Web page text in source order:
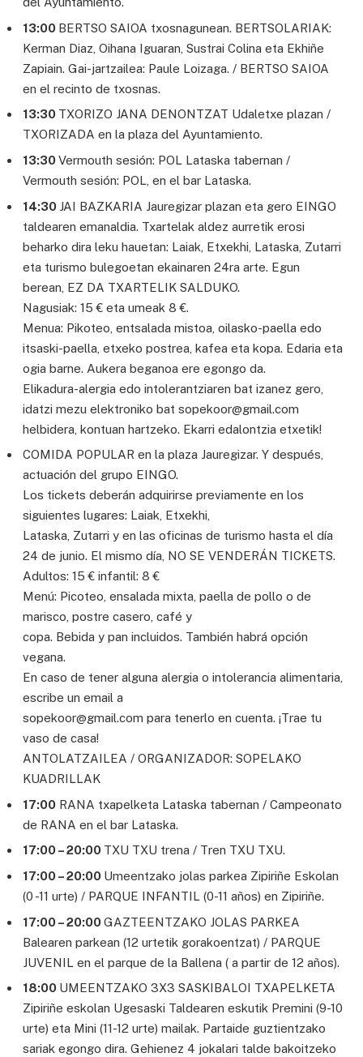
13:00 BERTSO SAIOA txosnagunean. BERTSOLARIAK:
Kerman Diaz, Oihana Iguaran, Sustrai Colina eta Ekhiñe
Zapiain. Gai-jartzailea: Paule Loizaga. / BERTSO SAIOA
en el recinto de txosnas.
13:30 TXORIZO JANA DENONTZAT Udaletxe plazan /
TXORIZADA en la plaza del Ayuntamiento.
13:30Vermouth sesión: POL Lataska tabernan /
Vermouth sesión: POL, en el bar Lataska.
14:30 JAI BAZKARIA Jauregizar plazan eta gero EINGO
taldearen emanaldia. Txartelak aldez aurretik erosi
beharko dira leku hauetan: Laiak, Etxekhi, Lataska, Zutarri
eta turismo bulegoetan ekainaren 24ra arte. Egun
berean, EZ DA TXARTELIK SALDUKO.
Nagusiak: 15 € eta umeak 8 €.
Menua: Pikoteo, entsalada mistoa, oilasko-paella edo
itsaski-paella, etxeko postrea, kafea eta kopa. Edaria eta
ogia barne. Aukera beganoa ere egongo da.
Elikadura-alergia edo intolerantziaren bat izanez gero,
idatzi mezu elektroniko bat sopekoor@gmail.com
helbidera, kontuan hartzeko. Ekarri edalontzia etxetik!
COMIDA POPULAR en la plaza Jauregizar. Y después,
actuación del grupo EINGO.
Los tickets deberán adquirirse previamente en los
siguientes lugares: Laiak, Etxekhi,
Lataska, Zutarri y en las oficinas de turismo hasta el día
24 de junio. El mismo día, NO SE VENDERÁN TICKETS.
Adultos: 15 € infantil: 8 €
Menú: Picoteo, ensalada mixta, paella de pollo o de
marisco, postre casero, café y
copa. Bebida y pan incluidos. También habrá opción
vegana.
En caso de tener alguna alergia o intolerancia alimentaria,
escribe un email a
sopekoor@gmail.com para tenerlo en cuenta. ¡Trae tu
vaso de casa!
ANTOLATZAILEA / ORGANIZADOR: SOPELAKO
KUADRILLAK
17:00 RANA txapelketa Lataska tabernan / Campeonato
de RANA en el bar Lataska.
17:00 – 20:00 TXU TXU trena / Tren TXU TXU.
17:00 – 20:00 Umeentzako jolas parkea Zipiriñe Eskolan
(0 -11 urte) / PARQUE INFANTIL (0-11 años) en Zipiriñe.
17:00 – 20:00GAZTEENTZAKO JOLAS PARKEA
Balearen parkean (12 urtetik gorakoentzat) / PARQUE
JUVENIL en el parque de la Ballena ( a partir de 12 años).
18:00 UMEENTZAKO 3X3 SASKIBALOI TXAPELKETA
Zipiriñe eskolan Ugesaski Taldearen eskutik Premini (9-10
urte) eta Mini (11-12 urte) mailak. Partaide guztientzako
sariak egongo dira. Gehienez 4 jokalari talde bakoitzeko